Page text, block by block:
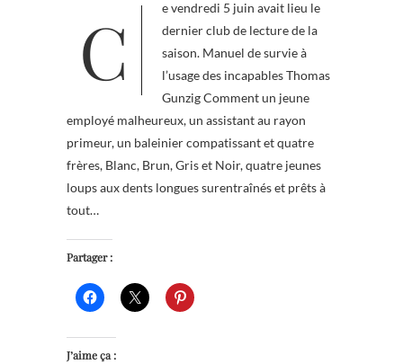
Ce vendredi 5 juin avait lieu le
dernier club de lecture de la
saison. Manuel de survie à
l’usage des incapables Thomas
Gunzig Comment un jeune
employé malheureux, un assistant au rayon
primeur, un baleinier compatissant et quatre
frères, Blanc, Brun, Gris et Noir, quatre jeunes
loups aux dents longues surentraînés et prêts à
tout…
Partager :
J’aime ça :